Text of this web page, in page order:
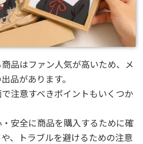
品はファン人気が高いため、メ
品があります。
注意すべきポイントもいくつか
安全に商品を購入するために確
、トラブルを避けるための注意